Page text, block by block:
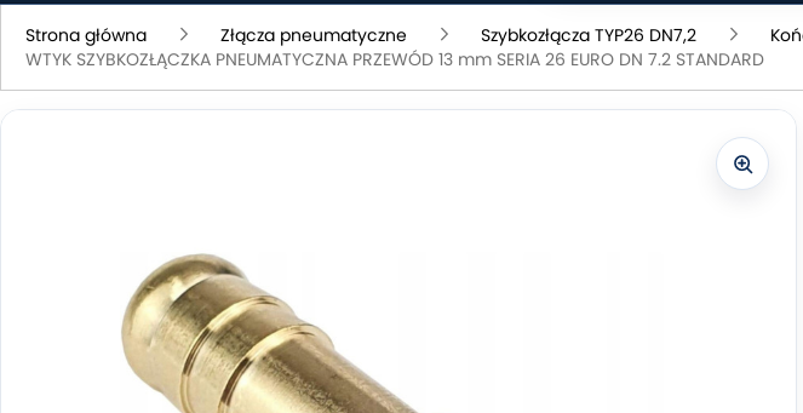
Strona główna Złącza pneumatyczne Szybkozłącza TYP26 DN7,2
WTYK SZYBKOZŁĄCZKA PNEUMATYCZNA PRZEWÓD 13 mm SERIA 26 EURO DN 7.2 STANDARD